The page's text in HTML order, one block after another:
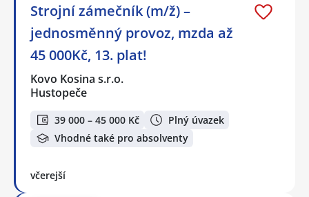
Strojní zámečník (m/ž) –
jednosměnný provoz, mzda až
45 000Kč, 13. plat!
Kovo Kosina s.r.o.
Hustopeče
39 000 – 45 000 Kč
Plný úvazek
Vhodné také pro absolventy
včerejší